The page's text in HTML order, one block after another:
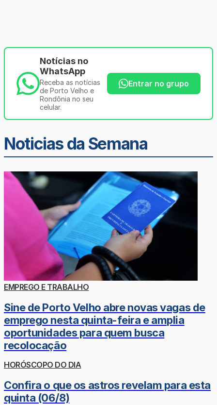
Notícias no
WhatsApp
Receba as notícias
de Porto Velho e
Rondônia no seu
celular.
Entrar no grupo
Noticias da Semana
EMPREGO E TRABALHO
Sine de Porto Velho abre novas vagas de
emprego nesta quinta-feira e amplia
oportunidades para quem busca
recolocação
HORÓSCOPO DO DIA
Confira o que os astros revelam para esta
quinta (06/8)